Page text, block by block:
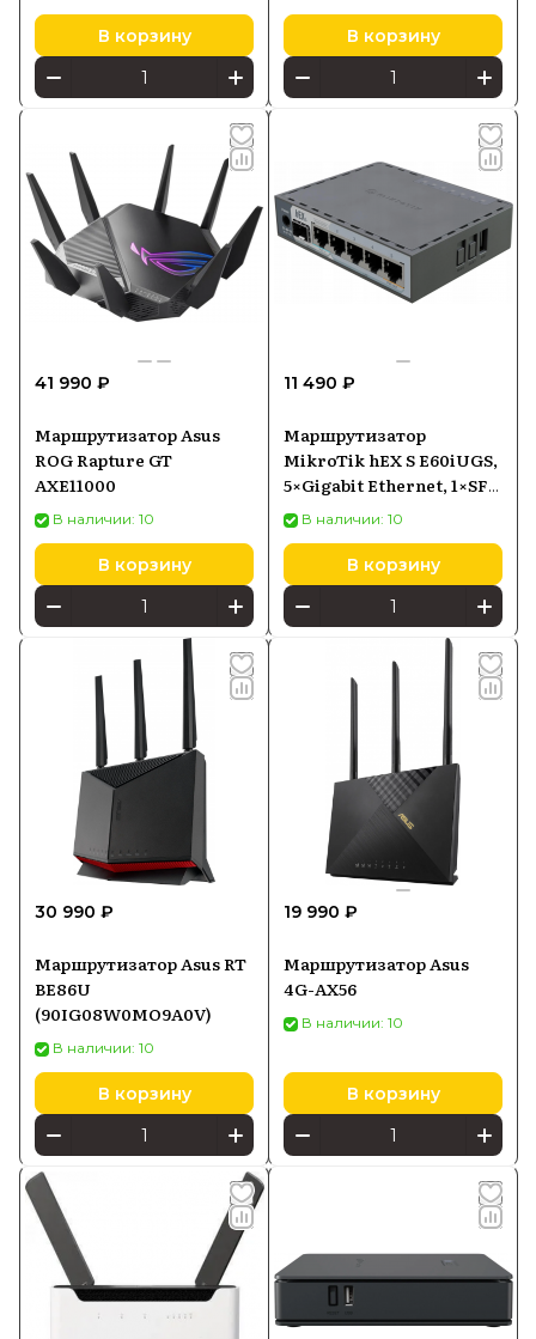
В корзину В корзину
41 990 ₽
Маршрутизатор Asus
ROG Rapture GT
AXE11000
В наличии: 10
В корзину
11 490 ₽
Маршрутизатор
MikroTik hEX S E60iUGS,
5×Gigabit Ethernet, 1×SFP,
PoE-in
В наличии: 10
В корзину
30 990 ₽
Маршрутизатор Asus RT
BE86U
(90IG08W0MO9A0V)
В наличии: 10
В корзину
19 990 ₽
Маршрутизатор Asus
4G-AX56
В наличии: 10
В корзину